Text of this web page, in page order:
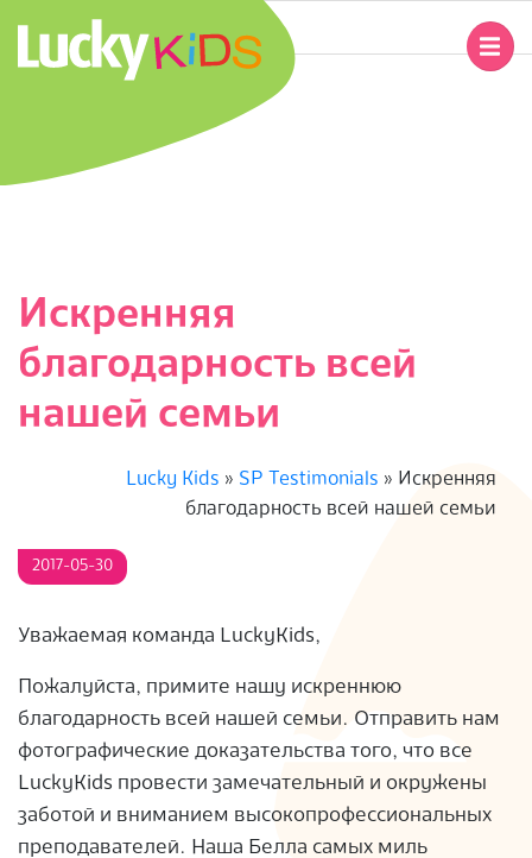
содержимому
U
K
Y
K
S
Главное
навигационное
Искренняя
благодарность всей
нашей семьи
Lucky Kids » SP Testimonials » Искренняя
благодарность всей нашей семьи
2017-05-30
Уважаемая команда LuckyKids,
Пожалуйста, примите нашу искреннюю
благодарность всей нашей семьи. Отправить нам
фотографические доказательства того, что все
LuckyKids провести замечательный и окружены
заботой и вниманием высокопрофессиональных
преподавателей. Наша Белла самых миль